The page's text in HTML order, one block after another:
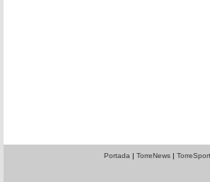
Portada | TorreNews| TorreSport